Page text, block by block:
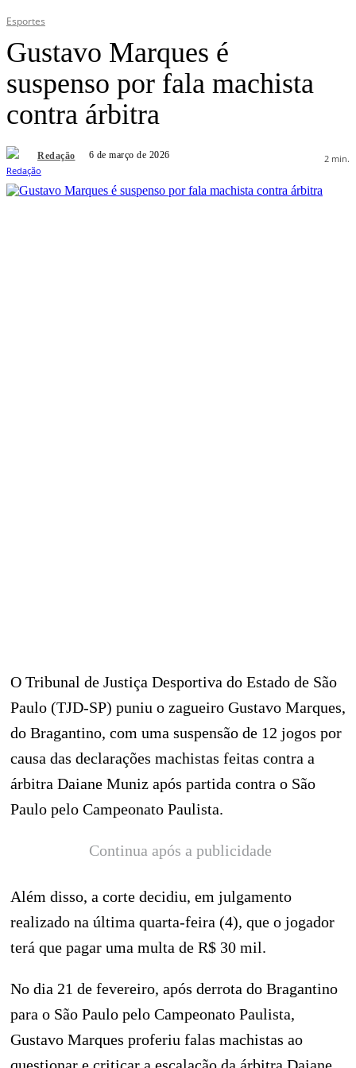
Esportes
Gustavo Marques é
suspenso por fala machista
contra árbitra
Redação 6 de março de 2026 2 min.
O Tribunal de Justiça Desportiva do Estado de São
Paulo (TJD-SP) puniu o zagueiro Gustavo Marques,
do Bragantino, com uma suspensão de 12 jogos por
causa das declarações machistas feitas contra a
árbitra Daiane Muniz após partida contra o São
Paulo pelo Campeonato Paulista.
Continua após a publicidade
Além disso, a corte decidiu, em julgamento
realizado na última quarta-feira (4), que o jogador
terá que pagar uma multa de R$ 30 mil.
No dia 21 de fevereiro, após derrota do Bragantino
para o São Paulo pelo Campeonato Paulista,
Gustavo Marques proferiu falas machistas ao